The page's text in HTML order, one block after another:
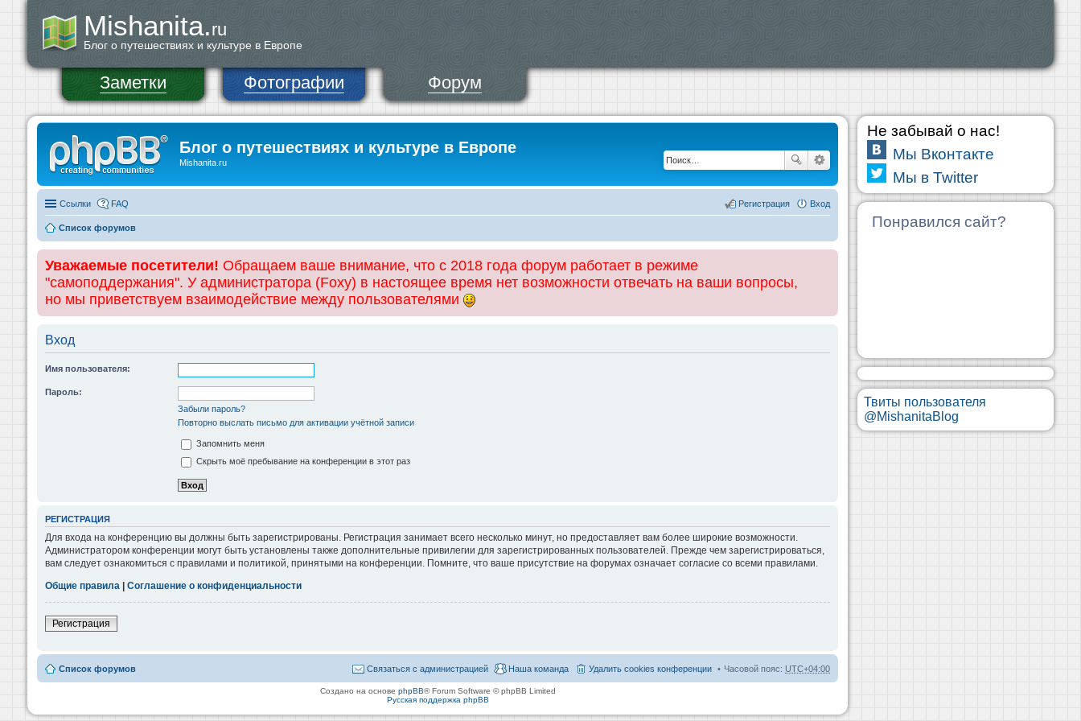
Mishanita.ru
Блог о путешествиях и культуре в Европе
Заметки Фотографии Форум
Блог о путешествиях и культуре в Европе
Mishanita.ru
Ссылки FAQ Вход
Регистрация
Список форумов
Уважаемые посетители! Обращаем ваше внимание, что с 2018 года форум работает в режиме
"самоподдержания". У администратора (Foxy) в настоящее время нет возможности отвечать на ваши вопросы,
но мы приветствуем взаимодействие между пользователями
Вход
Имя пользователя:
Пароль:
Забыли пароль?
Повторно выслать письмо для активации учётной записи
Запомнить меня
Скрыть моё пребывание на конференции в этот раз
РЕГИСТРАЦИЯ
Для входа на конференцию вы должны быть зарегистрированы. Регистрация занимает всего несколько минут, но предоставляет вам более широкие возможности.
Администратором конференции могут быть установлены также дополнительные привилегии для зарегистрированных пользователей. Прежде чем зарегистрироваться,
вам следует ознакомиться с правилами и политикой, принятыми на конференции. Помните, что ваше присутствие на форумах означает согласие со всеми правилами.
Общие правила
Соглашение о конфиденциальности
Регистрация
Список форумов Часовой пояс: UTC+04:00
Удалить cookies конференции
Наша команда
Связаться с администрацией
Создано на основе phpBB® Forum Software © phpBB Limited
Русская поддержка phpBB
Не забывай о нас!
Мы Вконтакте
Мы в Twitter
Понравился сайт?
Твиты пользователя
@MishanitaBlog